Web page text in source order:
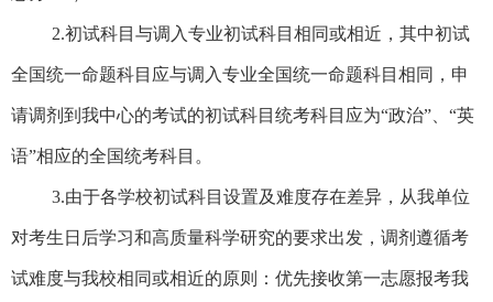
2.初试科目与调入专业初试科目相同或相近，其中初试
全国统一命题科目应与调入专业全国统一命题科目相同，申
请调剂到我中心的考试的初试科目统考科目应为“政治”、“英
语”相应的全国统考科目。
3.由于各学校初试科目设置及难度存在差异，从我单位
对考生日后学习和高质量科学研究的要求出发，调剂遵循考
试难度与我校相同或相近的原则：优先接收第一志愿报考我